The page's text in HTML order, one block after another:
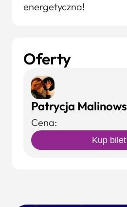
energetyczna!
Oferty
Patrycja
Cena:
Kup bilet